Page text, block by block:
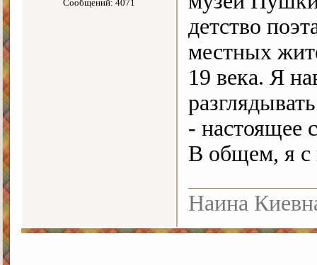
Сообщений: 4071
детство
местных
19 века. Я
- настоящее
В общем, я с
Наина